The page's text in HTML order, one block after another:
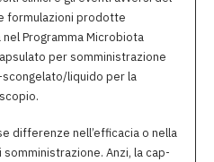
formulazioni prodotte
Programma Microbiota
per somministrazione
scongelato/liquido per la
differenze nell’efficacia o nella
Anzi, la cap-